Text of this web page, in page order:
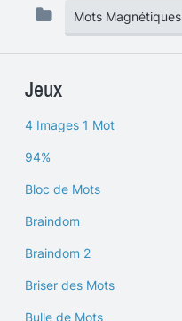
Mots Magnétiques
Jeux
4 Images 1 Mot
94%
Bloc de Mots
Braindom
Braindom 2
Briser des Mots
Bulle de Mots